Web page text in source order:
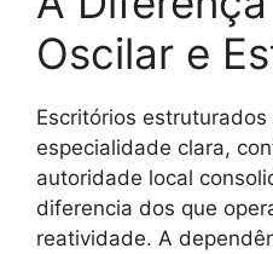
Oscilar e
Escritórios
especialidade clara,
autoridade local
diferencia dos que
reatividade. A